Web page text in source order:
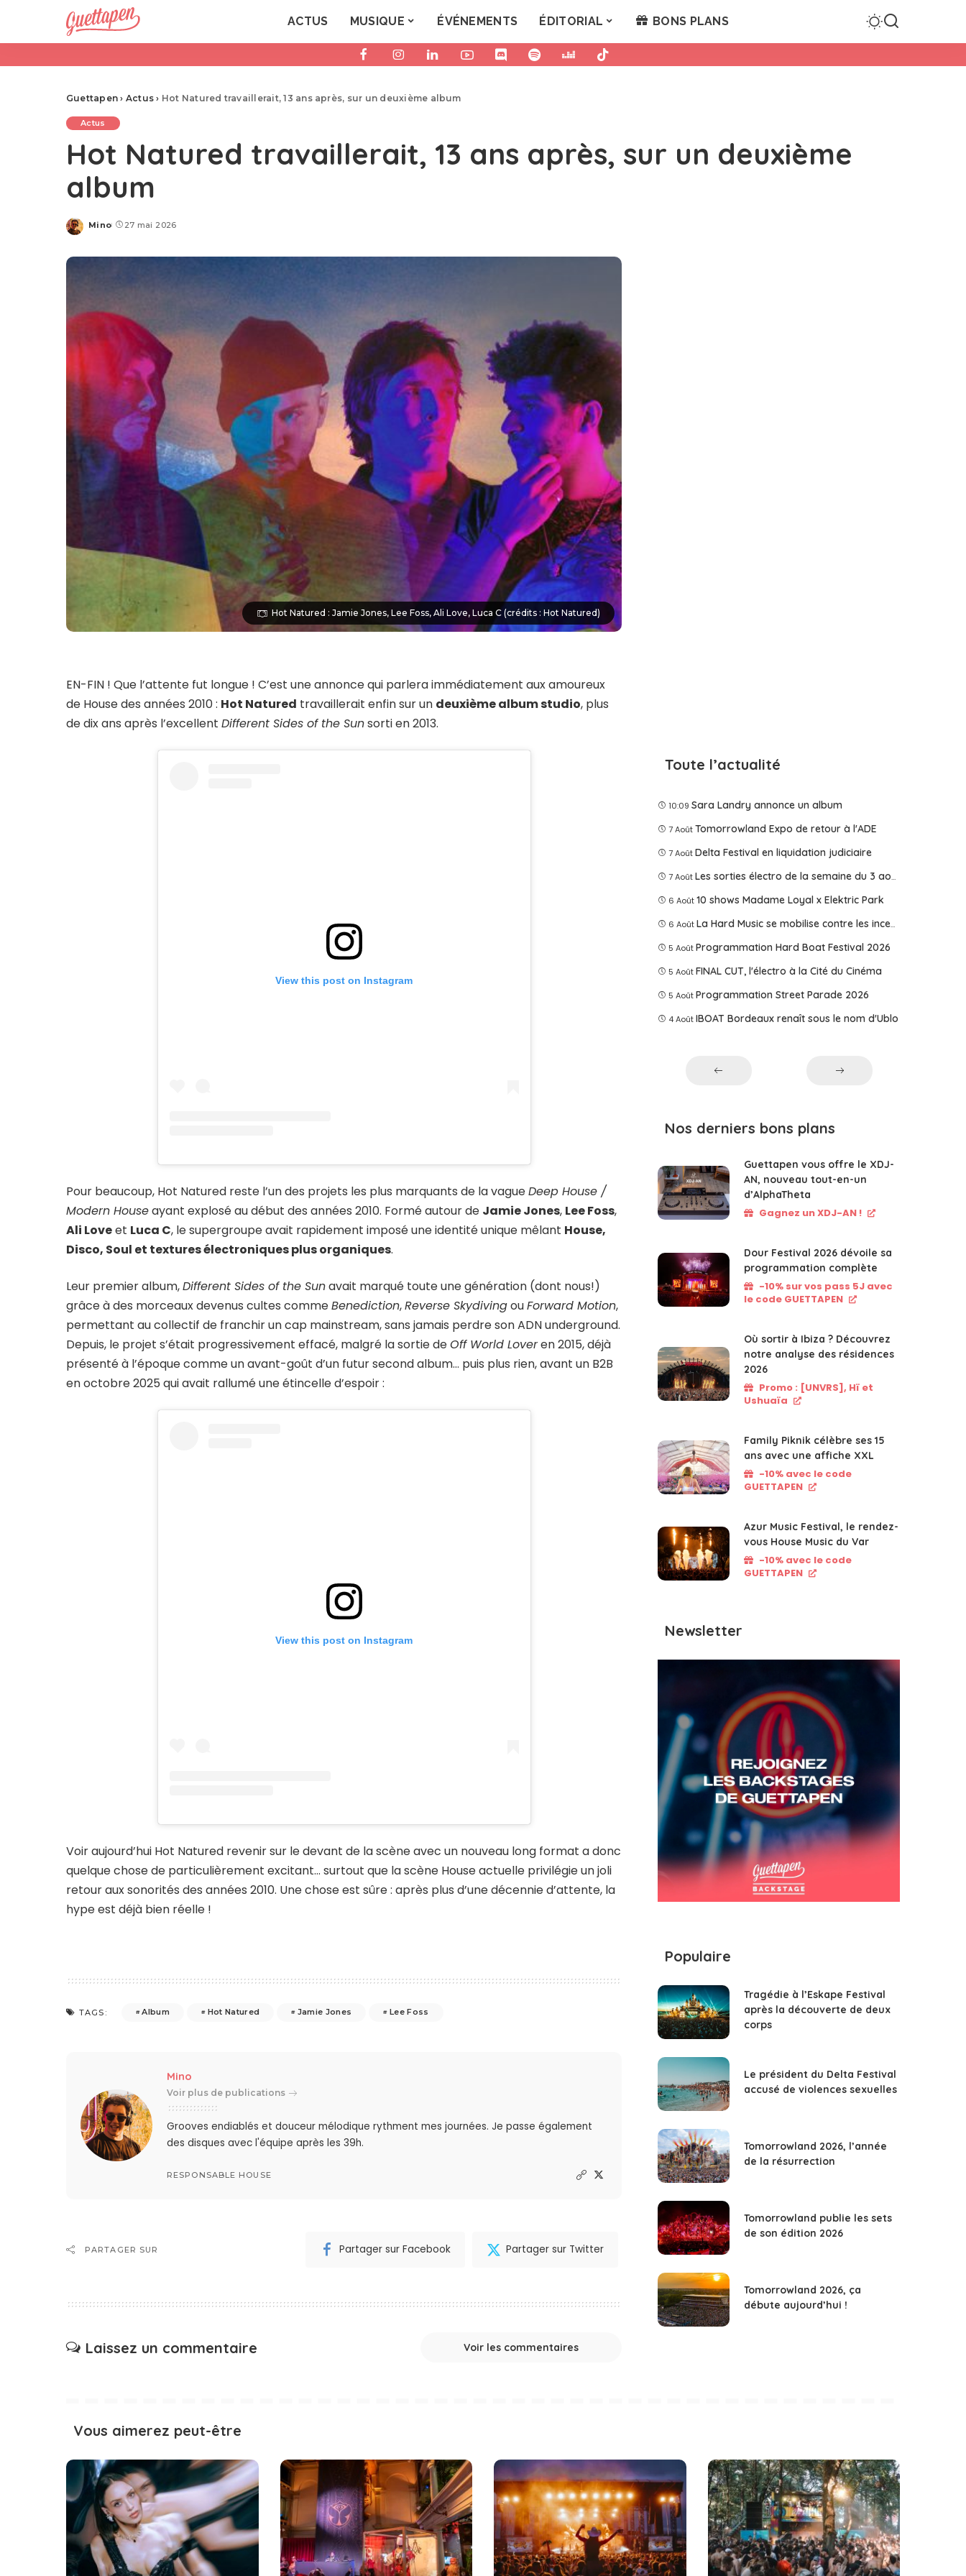
ACTUS MUSIQUE ÉVÉNEMENTS ÉDITORIAL BONS PLANS
Guettapen › Actus › Hot Natured travaillerait, 13 ans après, sur un deuxième album
Actus
Hot Natured travaillerait, 13 ans après, sur un deuxième
album
Posted
Mino 27 mai 2026
Hot Natured : Jamie Jones, Lee Foss, Ali Love, Luca C (crédits : Hot Natured)
EN-FIN ! Que l’attente fut longue ! C’est une annonce qui parlera immédiatement aux amoureux
de House des années 2010 : Hot Natured travaillerait enfin sur un deuxième album studio, plus
de dix ans après l’excellentDifferent Sides of the Sunsorti en 2013.
View this post on Instagram
Pour beaucoup, Hot Natured reste l’un des projets les plus marquants de la vagueDeep House /
Modern Houseayant explosé au début des années 2010. Formé autour de Jamie Jones, Lee Foss,
Ali Loveet Luca C, le supergroupe avait rapidement imposé une identité unique mêlant House,
Disco, Soul et textures électroniques plus organiques.
Leur premier album,Different Sides of the Sunavait marqué toute une génération (dont nous!)
grâce à des morceaux devenus cultes commeBenediction,Reverse SkydivingouForward Motion,
permettant au collectif de franchir un cap mainstream, sans jamais perdre son ADN underground.
Depuis, le projet s’était progressivement effacé, malgré la sortie deOff World Loveren 2015, déjà
présenté à l’époque comme un avant-goût d’un futur second album… puis plus rien, avant un B2B
en octobre 2025 qui avait rallumé une étincelle d’espoir :
View this post on Instagram
Voir aujourd’hui Hot Natured revenir sur le devant de la scène avec un nouveau long format a donc
quelque chose de particulièrement excitant… surtout que la scène House actuelle privilégie un joli
retour aux sonorités des années 2010. Une chose est sûre : après plus d’une décennie d’attente, la
hype est déjà bien réelle !
TAGS: Album Hot Natured Jamie Jones Lee Foss
Mino
Voir plus de publications
Grooves endiablés et douceur mélodique rythment mes journées. Je passe également
des disques avec l'équipe après les 39h.
RESPONSABLE HOUSE
PARTAGER SUR Partager sur Facebook Partager sur Twitter
Laissez un commentaire Voir les commentaires
Toute l’actualité
10:09 Sara Landry annonce un album
7 Août Tomorrowland Expo de retour à l'ADE
7 Août Delta Festival en liquidation judiciaire
7 Août Les sorties électro de la semaine du 3 août 2026
6 Août 10 shows Madame Loyal x Elektric Park
6 Août La Hard Music se mobilise contre les incendies
5 Août Programmation Hard Boat Festival 2026
5 Août FINAL CUT, l'électro à la Cité du Cinéma
5 Août Programmation Street Parade 2026
4 Août IBOAT Bordeaux renaît sous le nom d'Ublo
Nos derniers bons plans
Guettapen vous offre le XDJ-
AN, nouveau tout-en-un
d’AlphaTheta
Gagnez un XDJ-AN !
Dour Festival 2026 dévoile sa
programmation complète
-10% sur vos pass 5J avec
le code GUETTAPEN
Où sortir à Ibiza ? Découvrez
notre analyse des résidences
2026
Promo : [UNVRS], Hï et
Ushuaïa
Family Piknik célèbre ses 15
ans avec une affiche XXL
-10% avec le code
GUETTAPEN
Azur Music Festival, le rendez-
vous House Music du Var
-10% avec le code
GUETTAPEN
Newsletter
Populaire
Tragédie à l’Eskape Festival
après la découverte de deux
corps
Le président du Delta Festival
accusé de violences sexuelles
Tomorrowland 2026, l’année
de la résurrection
Tomorrowland publie les sets
de son édition 2026
Tomorrowland 2026, ça
débute aujourd’hui !
Vous aimerez peut-être